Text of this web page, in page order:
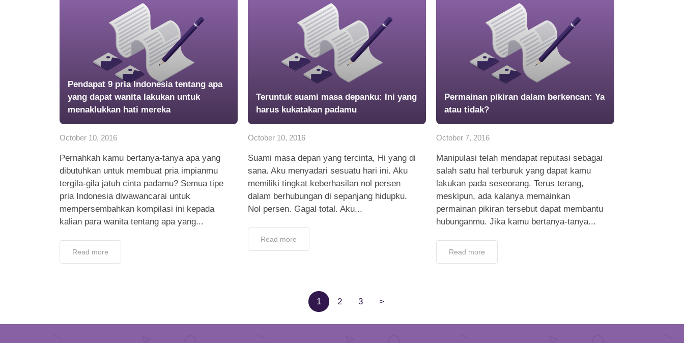
Pendapat 9 pria Indonesia tentang apa
yang dapat wanita lakukan untuk
menaklukkan hati mereka
October 10, 2016
Pernahkah kamu bertanya-tanya apa yang
dibutuhkan untuk membuat pria impianmu
tergila-gila jatuh cinta padamu? Semua tipe
pria Indonesia diwawancarai untuk
mempersembahkan kompilasi ini kepada
kalian para wanita tentang apa yang...
Read more
Teruntuk suami masa depanku: Ini yang
harus kukatakan padamu
October 10, 2016
Suami masa depan yang tercinta, Hi yang di
sana. Aku menyadari sesuatu hari ini. Aku
memiliki tingkat keberhasilan nol persen
dalam berhubungan di sepanjang hidupku.
Nol persen. Gagal total. Aku...
Read more
Permainan pikiran dalam berkencan: Ya
atau tidak?
October 7, 2016
Manipulasi telah mendapat reputasi sebagai
salah satu hal terburuk yang dapat kamu
lakukan pada seseorang. Terus terang,
meskipun, ada kalanya memainkan
permainan pikiran tersebut dapat membantu
hubunganmu. Jika kamu bertanya-tanya...
Read more
1 2 3 >